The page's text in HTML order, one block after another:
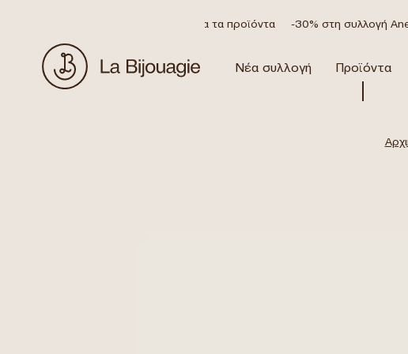
Έκπτωση 20% σε όλα τα προϊόντα -30% στη συλλογή
Νέα συλλογή Προϊόντα